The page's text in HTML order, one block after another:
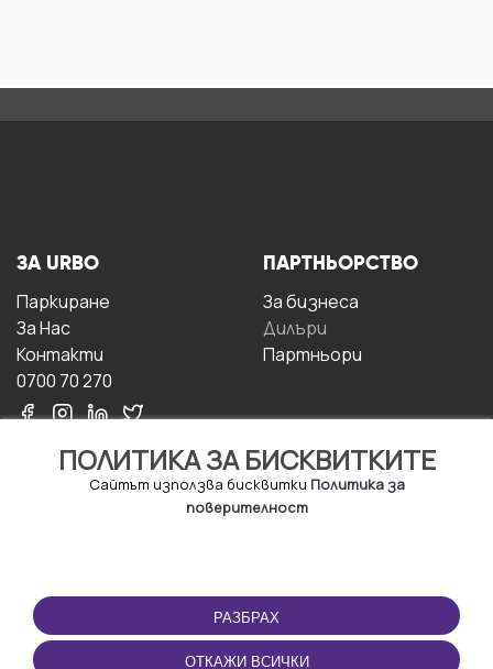
ПОЛИТИКА ЗА БИСКВИТКИТЕ
Сайтът използва бисквитки Политика за
поверителност
РАЗБРАХ
ОТКАЖИ ВСИЧКИ
ЗА URBO
Паркиране
За Hас
Контакти
0700 70 270
ПАРТНЬОРСТВО
За бизнесa
Дилъри
Партньори
ПОЛЗВАНЕ
Правила и условия за
ползване
ПРИЛОЖЕНИЕТО